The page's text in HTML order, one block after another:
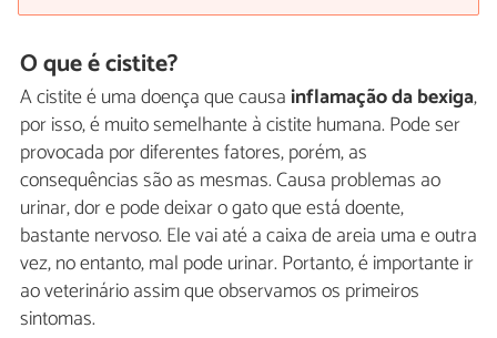
O que é cistite?
A cistite é uma doença que causa inflamação da bexiga,
por isso, é muito semelhante à cistite humana. Pode ser
provocada por diferentes fatores, porém, as
consequências são as mesmas. Causa problemas ao
urinar, dor e pode deixar o gato que está doente,
bastante nervoso. Ele vai até a caixa de areia uma e outra
vez, no entanto, mal pode urinar. Portanto, é importante ir
ao veterinário assim que observamos os primeiros
sintomas.